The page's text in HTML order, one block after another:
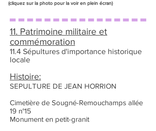
(cliquez sur la photo pour la voir en plein écran)
11. Patrimoine militaire et
commémoration
11.4 Sépultures d'importance historique
locale
Histoire:
SEPULTURE DE JEAN HORRION
Cimetière de Sougné-Remouchamps allée
19 n°15
Monument en petit-granit